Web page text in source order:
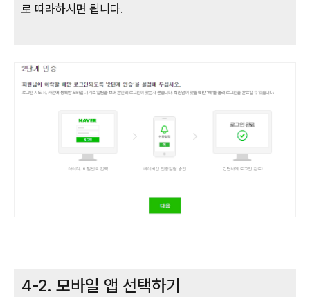
로 따라하시면 됩니다.
4-2. 모바일 앱 선택하기